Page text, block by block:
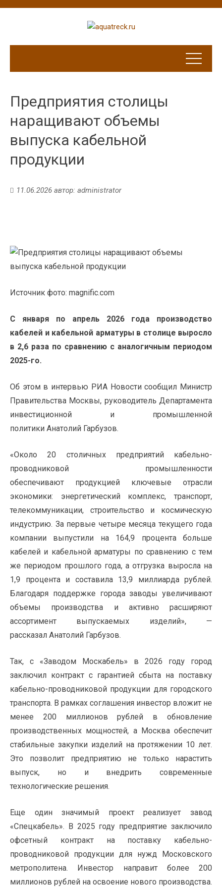
Предприятия столицы
наращивают объемы
выпуска кабельной
продукции
11.06.2026 автор: administrator
Источник фото: magnific.com
С января по апрель 2026 года производство
кабелей и кабельной арматуры в столице выросло
в 2,6 раза по сравнению с аналогичным периодом
2025-го.
Об этом в интервью РИА Новости сообщил Министр
Правительства Москвы, руководитель Департамента
инвестиционной и промышленной
политики Анатолий Гарбузов.
«Около 20 столичных предприятий кабельно-
проводниковой промышленности
обеспечивают продукцией ключевые отрасли
экономики: энергетический комплекс, транспорт,
телекоммуникации, строительство и космическую
индустрию. За первые четыре месяца текущего года
компании выпустили на 164,9 процента больше
кабелей и кабельной арматуры по сравнению с тем
же периодом прошлого года, а отгрузка выросла на
1,9 процента и составила 13,9 миллиарда рублей.
Благодаря поддержке города заводы увеличивают
объемы производства и активно расширяют
ассортимент выпускаемых изделий», —
рассказал Анатолий Гарбузов.
Так, с «Заводом Москабель» в 2026 году город
заключил контракт с гарантией сбыта на поставку
кабельно-проводниковой продукции для городского
транспорта. В рамках соглашения инвестор вложит не
менее 200 миллионов рублей в обновление
производственных мощностей, а Москва обеспечит
стабильные закупки изделий на протяжении 10 лет.
Это позволит предприятию не только нарастить
выпуск, но и внедрить современные
технологические решения.
Еще один значимый проект реализует завод
«Спецкабель». В 2025 году предприятие заключило
офсетный контракт на поставку кабельно-
проводниковой продукции для нужд Московского
метрополитена. Инвестор направит более 200
миллионов рублей на освоение нового производства.